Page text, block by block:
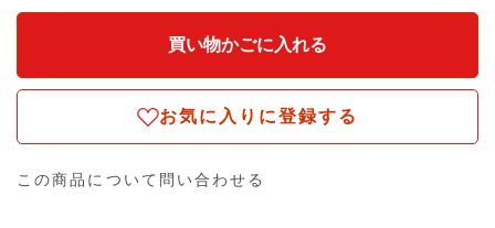
お気に入りに登録する
この商品について問い合わせる